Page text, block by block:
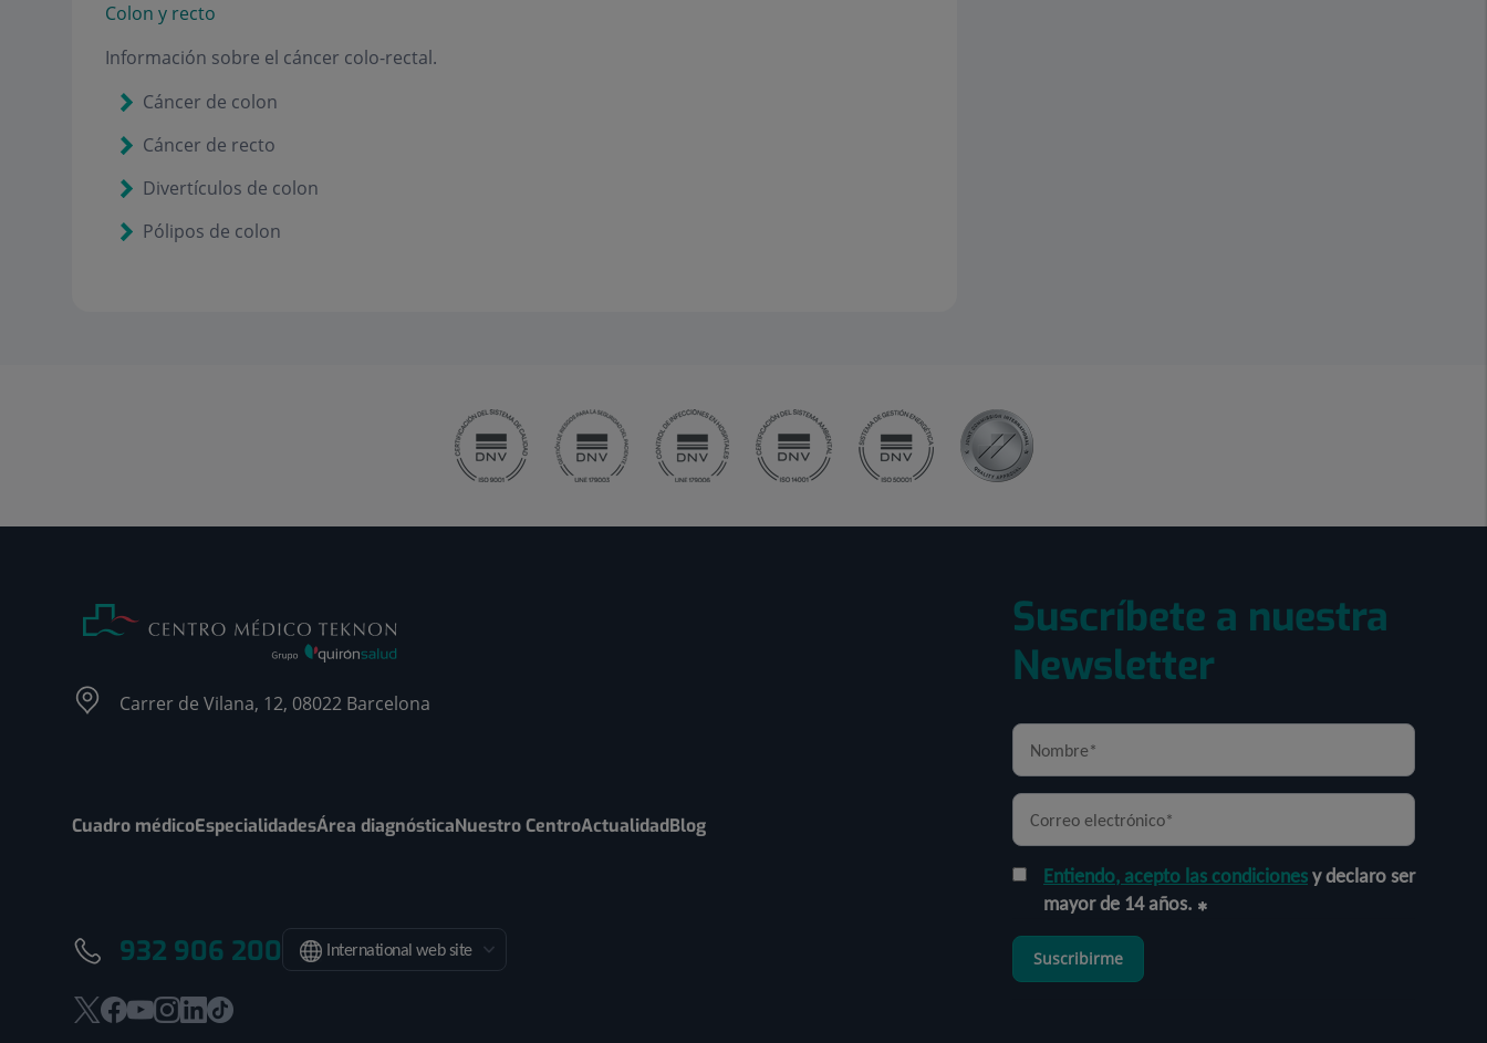
Colon y recto
Información sobre el cáncer colo-rectal.
Cáncer de colon
Cáncer de recto
Divertículos de colon
Pólipos de colon
Carrer de Vilana, 12, 08022 Barcelona
Cuadro médicoEspecialidadesÁrea diagnósticaNuestro CentroActualidadBlog
932 906 200 International web site
Suscríbete a nuestra
Newsletter
Entiendo, acepto las condicionesy declaro ser
mayor de 14 años.
Suscribirme